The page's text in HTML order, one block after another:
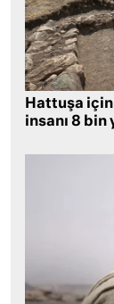
Hattuşa
insanı 8 bin